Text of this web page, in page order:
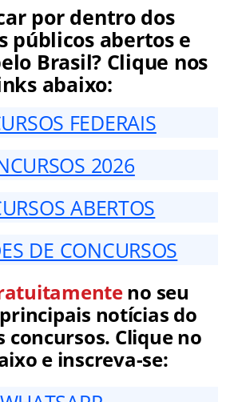
por dentro dos
públicos abertos e
Brasil? Clique nos
abaixo:
FEDERAIS
2026
ABERTOS
DE CONCURSOS
no seu
notícias do
concursos. Clique no
e inscreva-se: